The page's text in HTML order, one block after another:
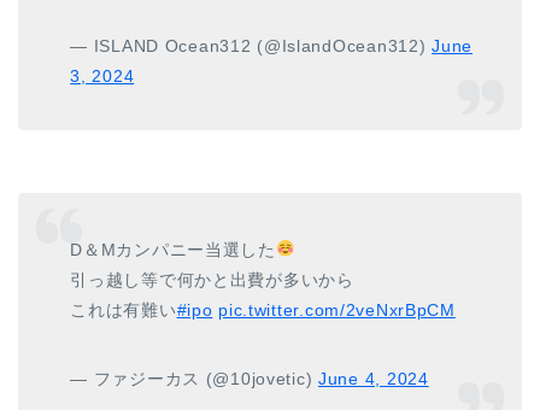
— ISLAND Ocean312 (@IslandOcean312)June
3, 2024
D＆Mカンパニー当選した
引っ越し等で何かと出費が多いから
これは有難い#ipo pic.twitter.com/2veNxrBpCM
— ファジーカス (@10jovetic)June 4, 2024